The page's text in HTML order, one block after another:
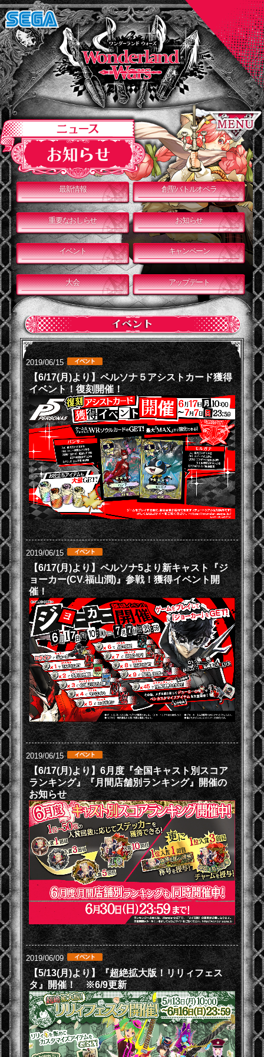
最新情報 創聖バトルオペラ
重要なおしらせ お知らせ
イベント キャンペーン
大会 アップデート
2019/06/15
【6/17(月)より】ペルソナ５アシストカード獲得
イベント！復刻開催！
2019/06/15
【6/17(月)より】ペルソナ5より新キャスト『ジ
ョーカー(CV.福山潤)』参戦！獲得イベント開
催！
2019/06/15
【6/17(月)より】6月度『全国キャスト別スコア
ランキング』『月間店舗別ランキング』開催の
お知らせ
2019/06/09
【5/13(月)より】『超絶拡大版！リリィフェス
タ』開催！ ※6/9更新